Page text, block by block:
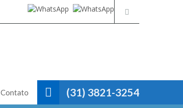
(31) 3821-3254
Contato